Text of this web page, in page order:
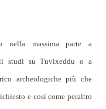
nella massima parte a
studi su Tuvixeddu o a
archeologiche più che
e così come peraltro